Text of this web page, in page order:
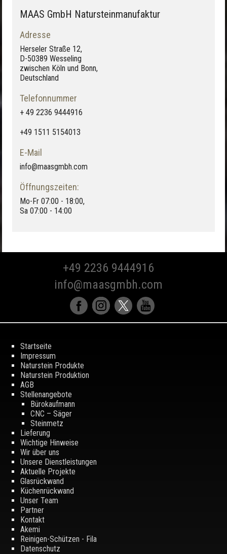
MAAS GmbH Natursteinmanufaktur
Adresse
Herseler Straße 12,
D-50389 Wesseling
zwischen Köln und Bonn,
Deutschland
Telefonnummer
+ 49 2236 9444916
+49 1511 5154013
E-Mail
info@maasgmbh.com
Öffnungszeiten:
Mo-Fr 07:00 - 18:00,
Sa 07:00 - 14:00
+49 2236 9444916
info@maasgmbh.com
Startseite
Impressum
Naturstein Produkte
Naturstein Produktion
AGB
Stellenangebote
Bürokaufmann
CNC – Säger
Steinmetz
Lieferung
Wichtige Hinweise
Wir über uns
Unsere Dienstleistungen
Aktuelle Projekte
Glasrückwand
Küchenrückwand
Unser Team
Partner
Kontakt
Akemi
Reinigen-Schützen - Fila
Datenschutz